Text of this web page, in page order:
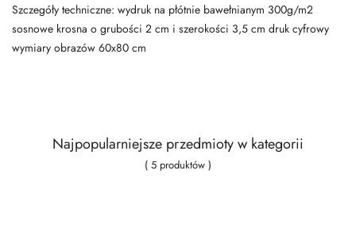
Szczegóły techniczne: wydruk na płótnie bawełnianym 300g/m2
sosnowe krosna o grubości 2 cm i szerokości 3,5 cm druk cyfrowy
wymiary obrazów 60x80 cm
Najpopularniejsze przedmioty w kategorii
( 5 produktów )